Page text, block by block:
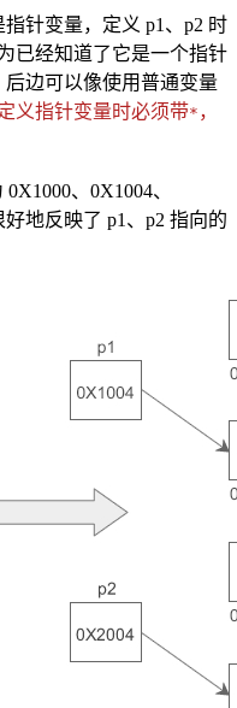
针变量，定义 p1、p2 时
已经知道了它是一个指针
后边可以像使用普通变量
义指针变量时必须带* ，
、0X1004、
地反映了 p1、p2 指向的